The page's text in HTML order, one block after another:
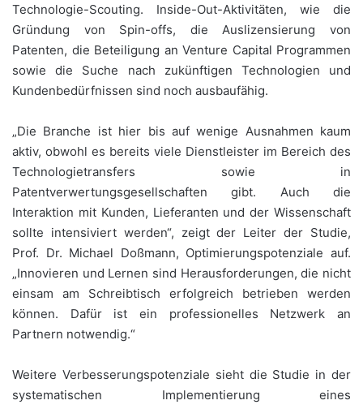
Technologie-Scouting. Inside-Out-Aktivitäten, wie die
Gründung von Spin-offs, die Auslizensierung von
Patenten, die Beteiligung an Venture Capital Programmen
sowie die Suche nach zukünftigen Technologien und
Kundenbedürfnissen sind noch ausbaufähig.
„Die Branche ist hier bis auf wenige Ausnahmen kaum
aktiv, obwohl es bereits viele Dienstleister im Bereich des
Technologietransfers sowie in
Patentverwertungsgesellschaften gibt. Auch die
Interaktion mit Kunden, Lieferanten und der Wissenschaft
sollte intensiviert werden“, zeigt der Leiter der Studie,
Prof. Dr. Michael Doßmann, Optimierungspotenziale auf.
„Innovieren und Lernen sind Herausforderungen, die nicht
einsam am Schreibtisch erfolgreich betrieben werden
können. Dafür ist ein professionelles Netzwerk an
Partnern notwendig.“
Weitere Verbesserungspotenziale sieht die Studie in der
systematischen Implementierung eines